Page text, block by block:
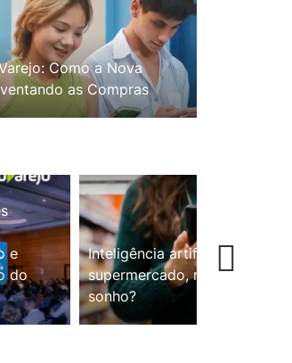
Como a Nova
as Compras
e
do
Inteligência artificial no
supermercado, realidade ou
sonho?